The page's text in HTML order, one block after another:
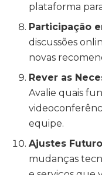
plataforma
Participação
discussões
novas
Rever as
Avalie quais
equipe.
Ajustes
mudanças